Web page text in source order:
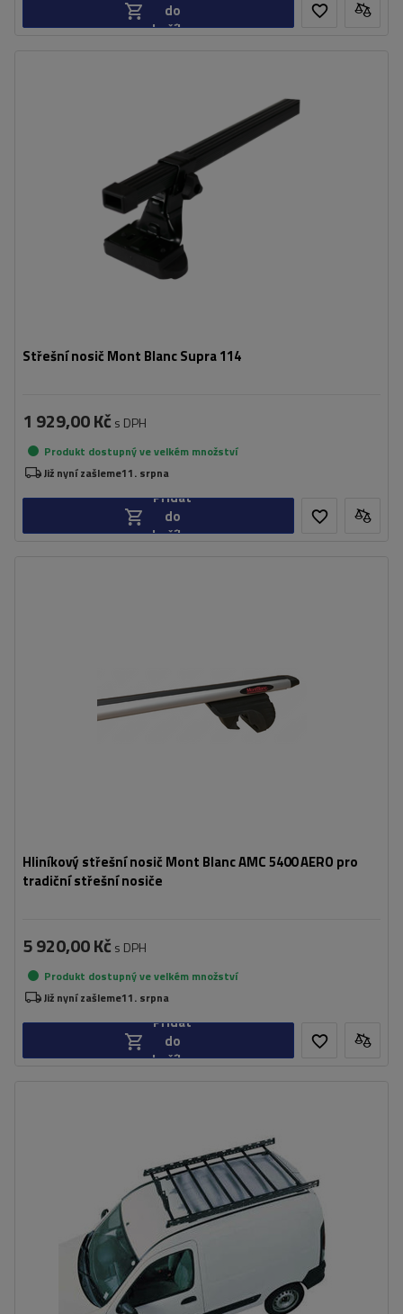
do
košíku
Střešní nosič Mont Blanc Supra 114
1 929,00 Kč s DPH
Produkt dostupný ve velkém množství
Již nyní zašleme11. srpna
Přidat
do
košíku
Hliníkový střešní nosič Mont Blanc AMC 5400 AERO pro
tradiční střešní nosiče
5 920,00 Kč s DPH
Produkt dostupný ve velkém množství
Již nyní zašleme11. srpna
Přidat
do
košíku
116 cm
duża powierzchnia ładunkowa
stalowa konstrukcja